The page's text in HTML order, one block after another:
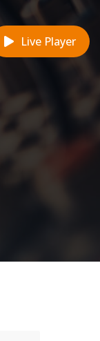
Live Player